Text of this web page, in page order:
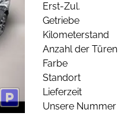
Erst-Zul.
Getriebe
Kilometerstand
Anzahl der Türen
Farbe
Standort
Lieferzeit
Unsere Nummer